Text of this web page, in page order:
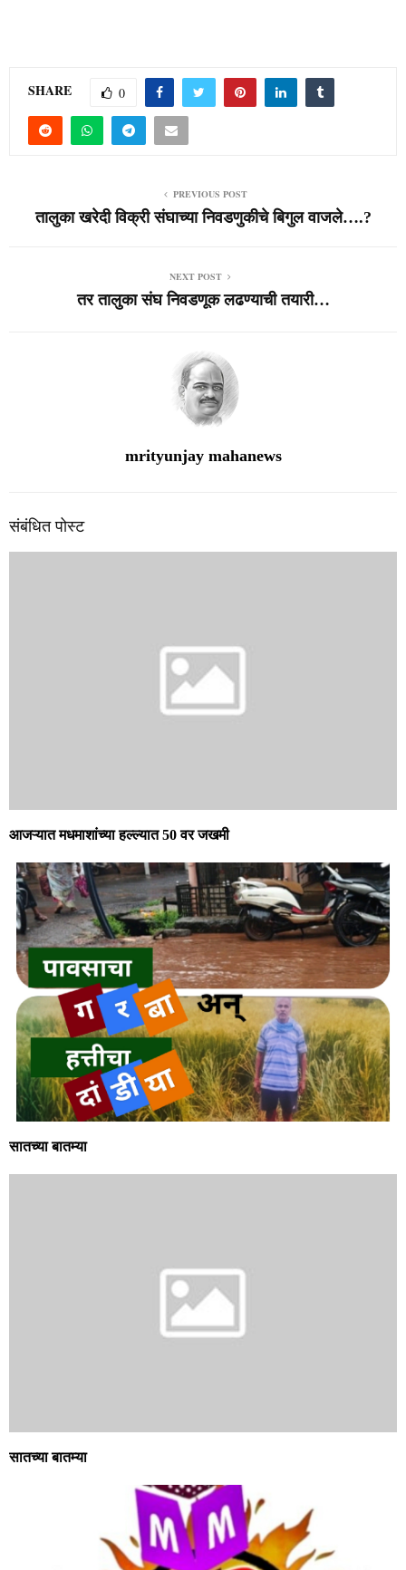
SHARE 0
PREVIOUS POST
तालुका खरेदी विक्री संघाच्या निवडणुकीचे बिगुल वाजले….?
NEXT POST
तर तालुका संघ निवडणूक लढण्याची तयारी…
mrityunjay mahanews
संबंधित पोस्ट
आजऱ्यात मधमाशांच्या हल्ल्यात 50 वर जखमी
सातच्या बातम्या
सातच्या बातम्या